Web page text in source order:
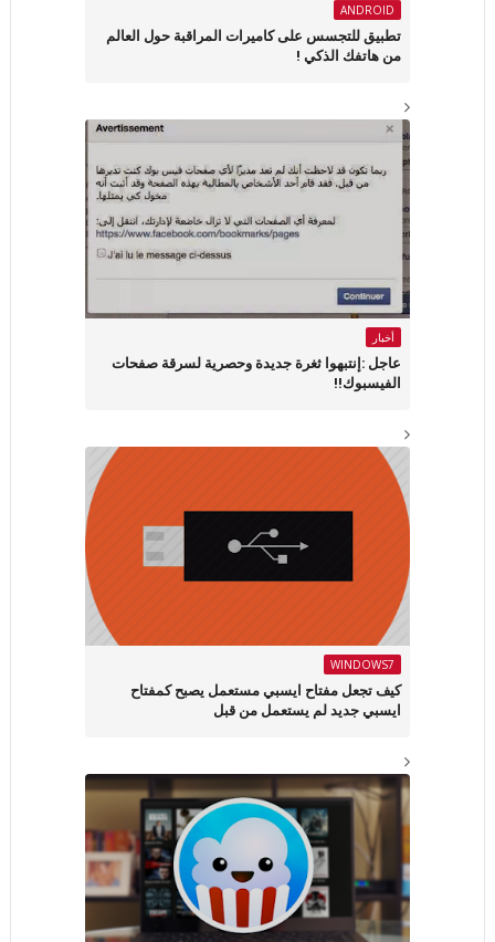
ANDROID
تطبيق للتجسس على كاميرات المراقبة حول العالم
من هاتفك الذكي !
أخبار
عاجل :إنتبهوا ثغرة جديدة وحصرية لسرقة صفحات
الفيسبوك!!
WINDOWS7
كيف تجعل مفتاح ايسبي مستعمل يصبح كمفتاح
ايسبي جديد لم يستعمل من قبل